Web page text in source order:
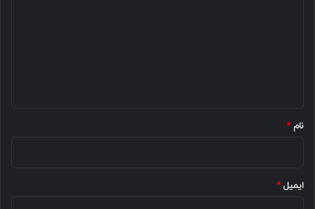
نام*
ایمیل*